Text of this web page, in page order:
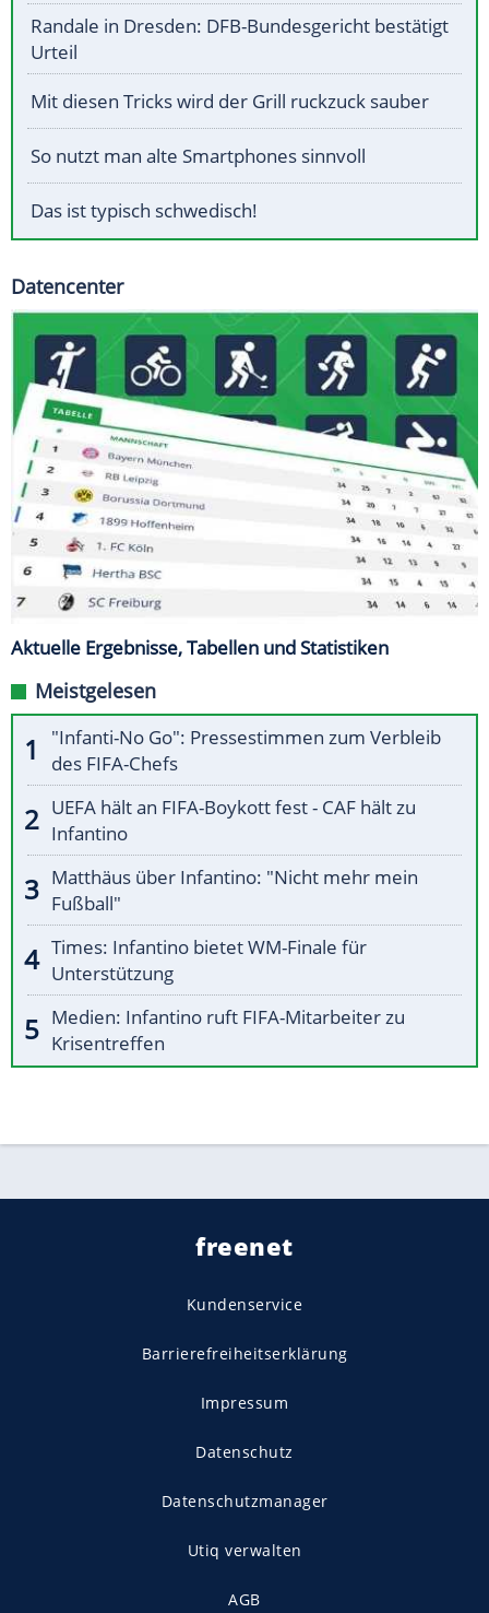
Randale in Dresden: DFB-Bundesgericht bestätigt
Urteil
Mit diesen Tricks wird der Grill ruckzuck sauber
So nutzt man alte Smartphones sinnvoll
Das ist typisch schwedisch!
Datencenter
Aktuelle Ergebnisse, Tabellen und Statistiken
Meistgelesen
"Infanti-No Go": Pressestimmen zum Verbleib
des FIFA-Chefs
UEFA hält an FIFA-Boykott fest - CAF hält zu
Infantino
Matthäus über Infantino: "Nicht mehr mein
Fußball"
Times: Infantino bietet WM-Finale für
Unterstützung
Medien: Infantino ruft FIFA-Mitarbeiter zu
Krisentreffen
freenet
Kundenservice
Barrierefreiheitserklärung
Impressum
Datenschutz
Datenschutzmanager
Utiq verwalten
AGB